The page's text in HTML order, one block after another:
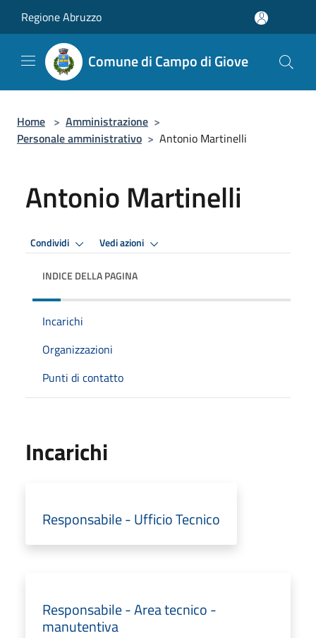
Regione Abruzzo
Comune di Campo di Giove
Home > Amministrazione >
Personale amministrativo > Antonio Martinelli
Antonio Martinelli
Condividi Vedi azioni
INDICE DELLA PAGINA
Incarichi
Organizzazioni
Punti di contatto
Incarichi
Responsabile - Ufficio Tecnico
Responsabile - Area tecnico -
manutentiva